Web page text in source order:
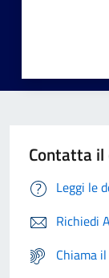
Contatta il
Leggi le
Richiedi
Chiama